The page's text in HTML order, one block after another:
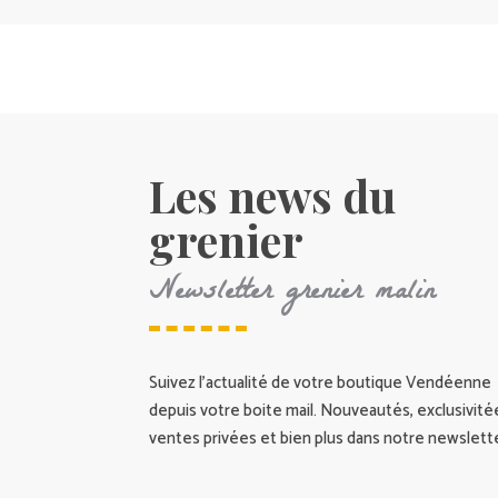
Les news du
grenier
Newsletter grenier malin
Suivez l’actualité de votre boutique Vendéenne
depuis votre boite mail. Nouveautés,
ventes privées et bien plus dans notre